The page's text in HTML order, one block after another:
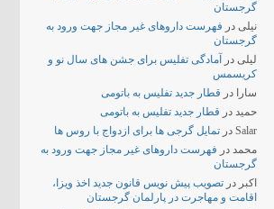
گرجستان
نیلی در فهرست داروهای غیر مجاز جهت ورود به
گرجستان
لیلی در
آمادگی تفلیس برای جشن های سال نو و
کریسمس
سارا
در قطار جدید تفلیس به باتومی
حمید در قطار جدید تفلیس به باتومی
Salar در تمایل گرجی ها برای ازدواج با روس ها
محمد در فهرست داروهای غیر مجاز جهت ورود به
گرجستان
اکبر در تصویب پیش نویس قانون جدید اخذ ویزا،
اقامت و مهاجرت در پارلمان گرجستان